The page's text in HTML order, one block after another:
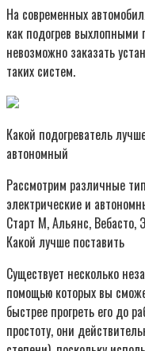
На современных
как подогрев
невозможно заказать
таких систем.
Какой подогреватель
автономный
Рассмотрим различные
электрические и
Старт М, Альянс, Вебасто,
Какой лучше поставить
Существует несколько
помощью которых вы
быстрее прогреть его до
простоту, они